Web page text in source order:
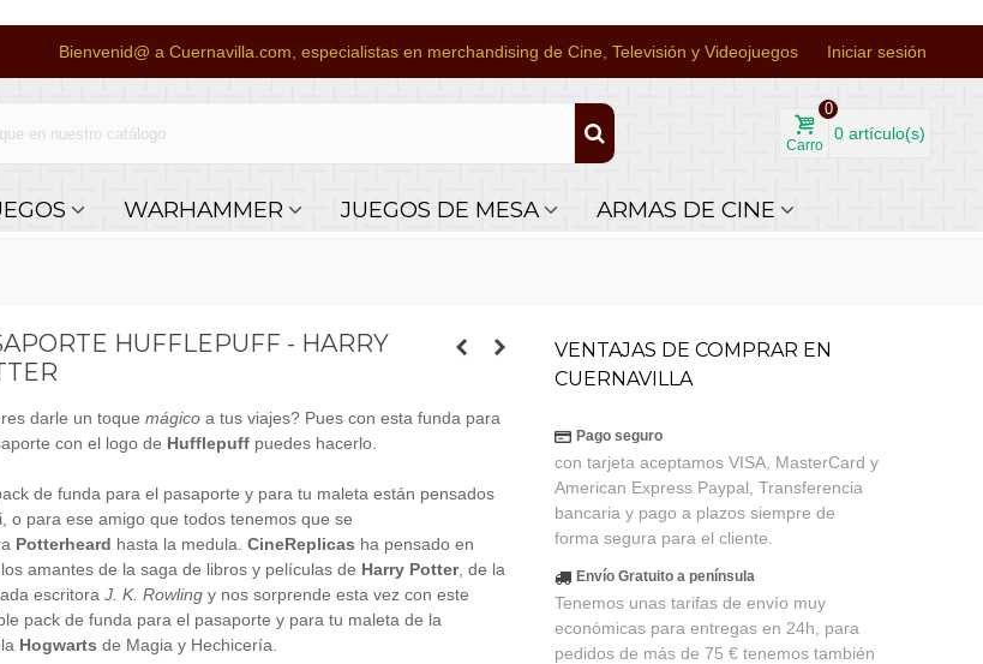
Bienvenid@ a Cuernavilla.com, especialistas en merchandising de Cine, Televisión y Videojuegos Iniciar sesión
Carro
0
0 artículo(s)
WARHAMMER JUEGOS DE MESA ARMAS DE CINE
HUFFLEPUFF - HARRY
darle un toque mágicoa tus viajes? Pues con esta funda para
con el logo de Hufflepuffpuedes hacerlo.
de funda para el pasaporte y para tu maleta están pensados
o para ese amigo que todos tenemos que se
Potterheard hasta la medula. CineReplicas ha pensado en
amantes de la saga de libros y películas de Harry Potter, de la
escritora J. K. Rowlingy nos sorprende esta vez con este
pack de funda para el pasaporte y para tu maleta de la
Hogwarts de Magia y Hechicería.
VENTAJAS DE COMPRAR EN
CUERNAVILLA
Pago seguro
con tarjeta aceptamos VISA, MasterCard y
American Express Paypal, Transferencia
bancaria y pago a plazos siempre de
forma segura para el cliente.
Envío Gratuito a península
Tenemos unas tarifas de envío muy
económicas para entregas en 24h, para
pedidos de más de 75 € tenemos también